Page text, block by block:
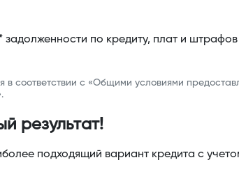
по кредиту, плат и
соответствии с «Общими условиями
результат!
подходящий вариант кредита с